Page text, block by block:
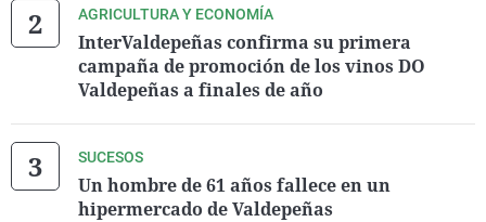
AGRICULTURA Y ECONOMÍA
InterValdepeñas confirma su primera
campaña de promoción de los vinos DO
Valdepeñas a finales de año
SUCESOS
Un hombre de 61 años fallece en un
hipermercado de Valdepeñas